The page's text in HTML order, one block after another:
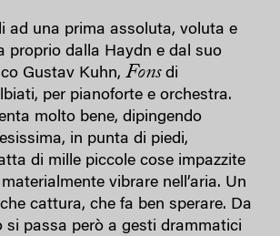
ad una prima assoluta, voluta e
proprio dalla Haydn e dal suo
Gustav Kuhn, Fons di
per pianoforte e orchestra.
molto bene, dipingendo
in punta di piedi,
di mille piccole cose impazzite
vibrare nell’aria. Un
cattura, che fa ben sperare. Da
si passa però a gesti drammatici